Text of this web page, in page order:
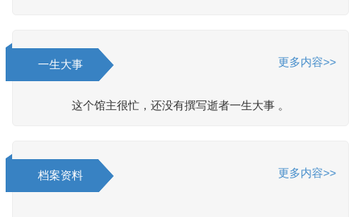
一生大事 更多内容>>
这个馆主很忙，还没有撰写逝者一生大事 。
档案资料 更多内容>>